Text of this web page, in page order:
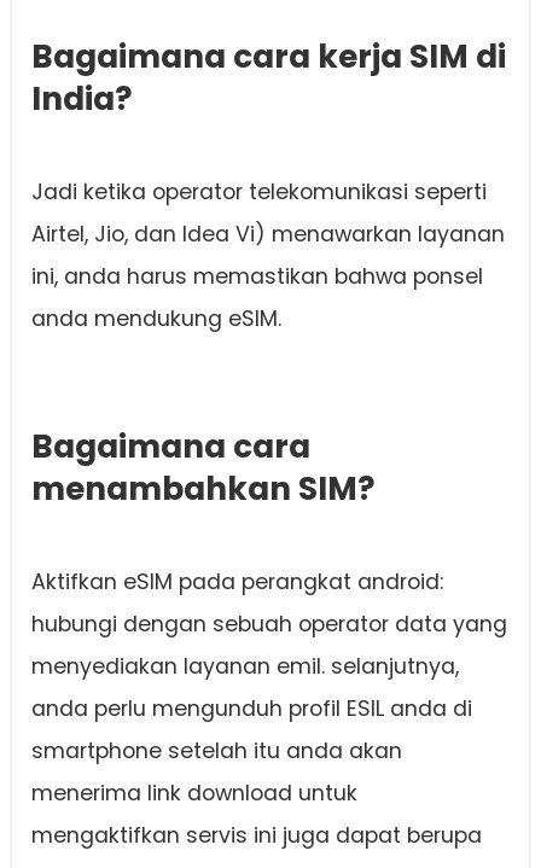
Bagaimana cara kerja SIM di
India?
Jadi ketika operator telekomunikasi seperti
Airtel, Jio, dan Idea Vi) menawarkan layanan
ini, anda harus memastikan bahwa ponsel
anda mendukung eSIM.
Bagaimana cara
menambahkan SIM?
Aktifkan eSIM pada perangkat android:
hubungi dengan sebuah operator data yang
menyediakan layanan emil. selanjutnya,
anda perlu mengunduh profil ESIL anda di
smartphone setelah itu anda akan
menerima link download untuk
mengaktifkan servis ini juga dapat berupa